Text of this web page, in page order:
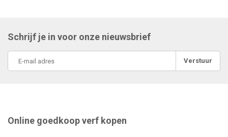
Schrijf je in voor onze nieuwsbrief
Verstuur
Online goedkoop verf kopen